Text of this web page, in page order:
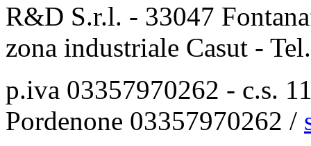
R&D S.r.l. - 33047
zona industriale Casut -
p.iva 03357970262 - c.s.
Pordenone 03357970262 /